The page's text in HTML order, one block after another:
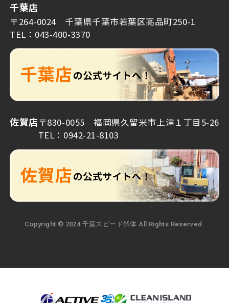
千葉店
〒264-0024 千葉県千葉市若葉区高品町250-1
TEL：043-400-3370
佐賀店〒830-0055 福岡県久留米市上津１丁目5-26
TEL：0942-21-8103
Copyright © 2024 千葉スピード解体 All Rights Reserved.